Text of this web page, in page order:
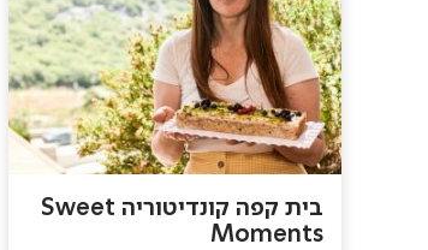
בית קפה קונדיטוריה Sweet
Moments